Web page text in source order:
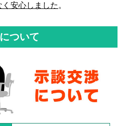
安心しました 。
ついて